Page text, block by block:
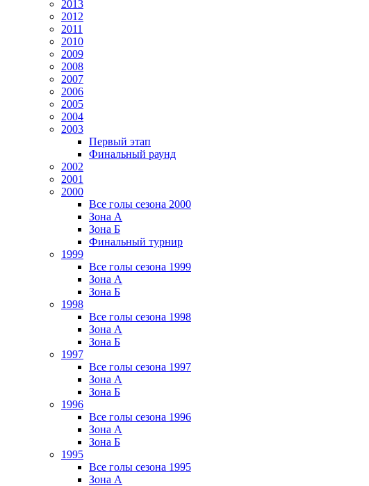
2013
2012
2011
2010
2009
2008
2007
2006
2005
2004
2003
Первый этап
Финальный раунд
2002
2001
2000
Все голы сезона 2000
Зона А
Зона Б
Финальный турнир
1999
Все голы сезона 1999
Зона А
Зона Б
1998
Все голы сезона 1998
Зона А
Зона Б
1997
Все голы сезона 1997
Зона А
Зона Б
1996
Все голы сезона 1996
Зона А
Зона Б
1995
Все голы сезона 1995
Зона А